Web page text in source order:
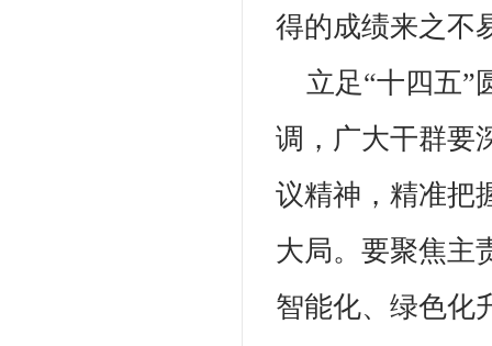
得的成绩来之不
立足“十四五”
调，广大干群要
议精神，精准把
大局。要聚焦主
智能化、绿色化